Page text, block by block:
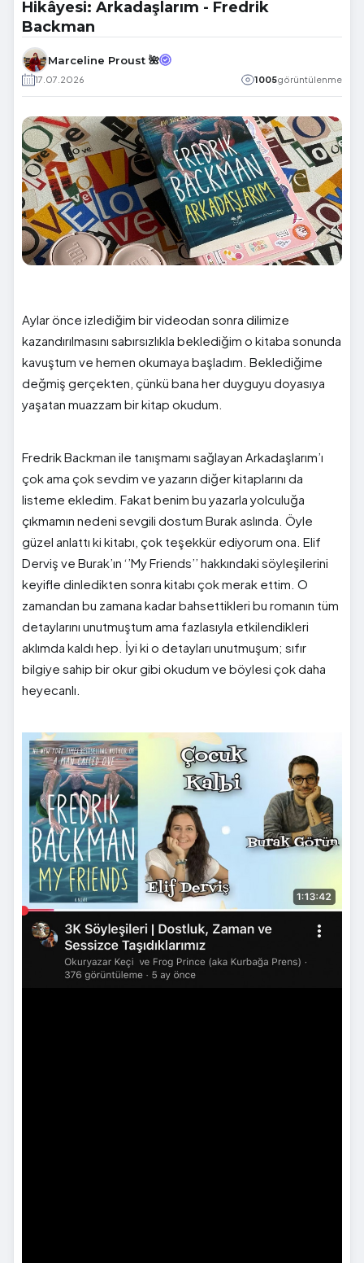
Hikâyesi: Arkadaşlarım - Fredrik
Backman
Marceline Proust 🌺
17.07.2026 1005görüntülenme
Aylar önce izlediğim bir videodan sonra dilimize
kazandırılmasını sabırsızlıkla beklediğim o kitaba sonunda
kavuştum ve hemen okumaya başladım. Beklediğime
değmiş gerçekten, çünkü bana her duyguyu doyasıya
yaşatan muazzam bir kitap okudum.
Fredrik Backman ile tanışmamı sağlayan Arkadaşlarım’ı
çok ama çok sevdim ve yazarın diğer kitaplarını da
listeme ekledim. Fakat benim bu yazarla yolculuğa
çıkmamın nedeni sevgili dostum Burak aslında. Öyle
güzel anlattı ki kitabı, çok teşekkür ediyorum ona. Elif
Derviş ve Burak’ın ‘’My Friends’’ hakkındaki söyleşilerini
keyifle dinledikten sonra kitabı çok merak ettim. O
zamandan bu zamana kadar bahsettikleri bu romanın tüm
detaylarını unutmuştum ama fazlasıyla etkilendikleri
aklımda kaldı hep. İyi ki o detayları unutmuşum; sıfır
bilgiye sahip bir okur gibi okudum ve böylesi çok daha
heyecanlı.